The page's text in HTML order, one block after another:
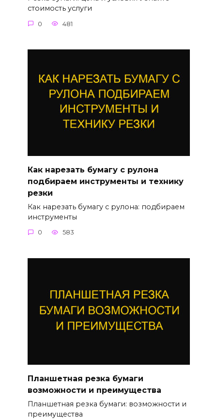
стоимость услуги
0 481
Как нарезать бумагу с рулона
подбираем инструменты и технику
резки
Как нарезать бумагу с рулона: подбираем
инструменты
0 583
Планшетная резка бумаги
возможности и преимущества
Планшетная резка бумаги: возможности и
преимущества